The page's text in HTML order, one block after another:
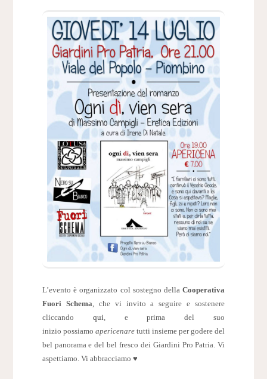
L’evento è organizzato col sostegno dellaCooperativa
Fuori Schema, che vi invito a seguire e sostenere
cliccando qui, e prima del suo
inizio possiamo apericenaretutti insieme per godere del
bel panorama e del bel fresco dei Giardini Pro Patria. Vi
aspettiamo. Vi abbracciamo ♥